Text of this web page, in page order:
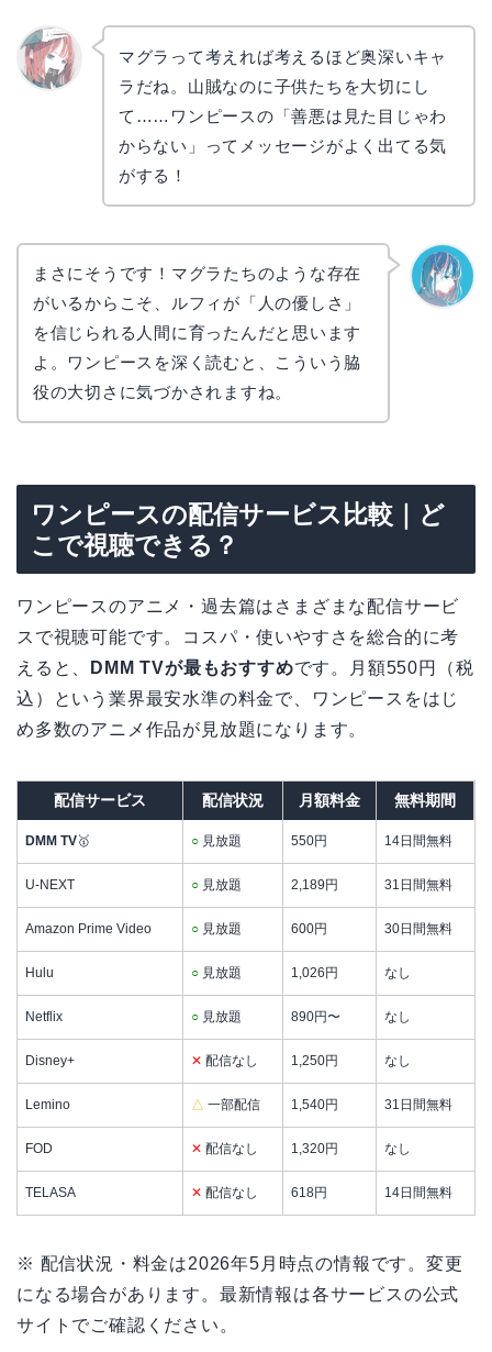
マグラって考えれば考えるほど奥深いキャ
ラだね。山賊なのに子供たちを大切にし
て……ワンピースの「善悪は見た目じゃわ
からない」ってメッセージがよく出てる気
がする！
まさにそうです！マグラたちのような存在
がいるからこそ、ルフィが「人の優しさ」
を信じられる人間に育ったんだと思います
よ。ワンピースを深く読むと、こういう脇
役の大切さに気づかされますね。
ワンピースの配信サービス比較｜ど
こで視聴できる？
ワンピースのアニメ・過去篇はさまざまな配信サービ
スで視聴可能です。コスパ・使いやすさを総合的に考
えると、
DMM TVが最もおすすめです。月額550円（税
込）という業界最安水準の料金で、ワンピースをはじ
め多数のアニメ作品が見放題になります。
配信サービス 配信状況 月額料金 無料期間
DMM TV🥇 ○ 見放題 550円 14日間無料
U-NEXT ○ 見放題 2,189円 31日間無料
Amazon Prime Video ○ 見放題 600円 30日間無料
Hulu ○ 見放題 1,026円 なし
Netflix ○ 見放題 890円〜 なし
Disney+ ✕ 配信なし 1,250円 なし
Lemino △ 一部配信 1,540円 31日間無料
FOD ✕ 配信なし 1,320円 なし
TELASA ✕ 配信なし 618円 14日間無料
※ 配信状況・料金は2026年5月時点の情報です。変更
になる場合があります。最新情報は各サービスの公式
サイトでご確認ください。